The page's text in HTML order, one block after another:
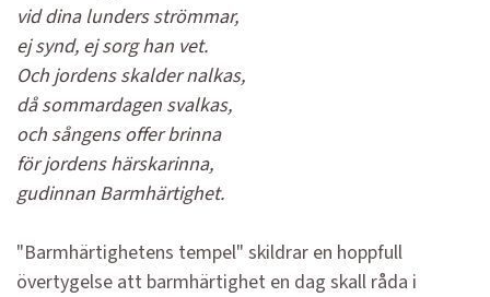
vid dina lunders strömmar,
ej synd, ej sorg han vet.
Och jordens skalder nalkas,
då sommardagen svalkas,
och sångens offer brinna
för jordens härskarinna,
gudinnan Barmhärtighet.
"Barmhärtighetens tempel" skildrar en hoppfull
övertygelse att barmhärtighet en dag skall råda i